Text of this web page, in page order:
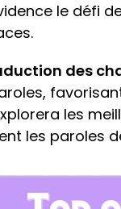
le défi
des
les
les paroles